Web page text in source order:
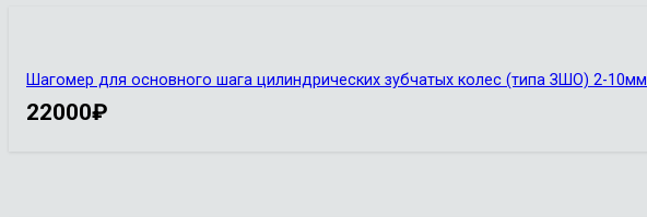
Шагомер для основного шага цилиндрических зубчатых колес (типа ЗШО) 2-10мм
22000₽